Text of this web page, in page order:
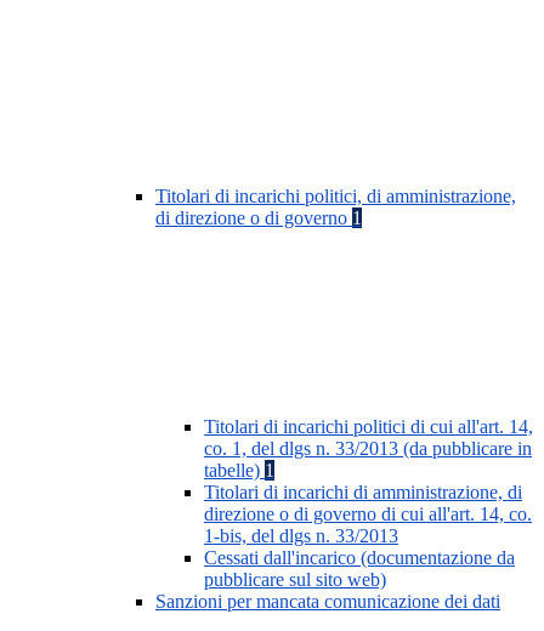
Titolari di incarichi politici, di amministrazione,
di direzione o di governo 1
Titolari di incarichi politici di cui all'art. 14,
co. 1, del dlgs n. 33/2013 (da pubblicare in
tabelle) 1
Titolari di incarichi di amministrazione, di
direzione o di governo di cui all'art. 14, co.
1-bis, del dlgs n. 33/2013
Cessati dall'incarico (documentazione da
pubblicare sul sito web)
Sanzioni per mancata comunicazione dei dati